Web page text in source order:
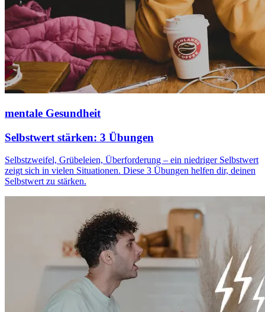
mentale Gesundheit
Selbstwert stärken: 3 Übungen
Selbstzweifel, Grübeleien, Überforderung – ein niedriger Selbstwert
zeigt sich in vielen Situationen. Diese 3 Übungen helfen dir, deinen
Selbstwert zu stärken.